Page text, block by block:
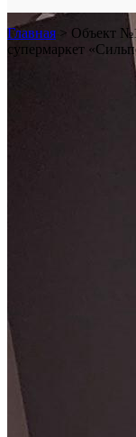
Главная > Объект
супермаркет